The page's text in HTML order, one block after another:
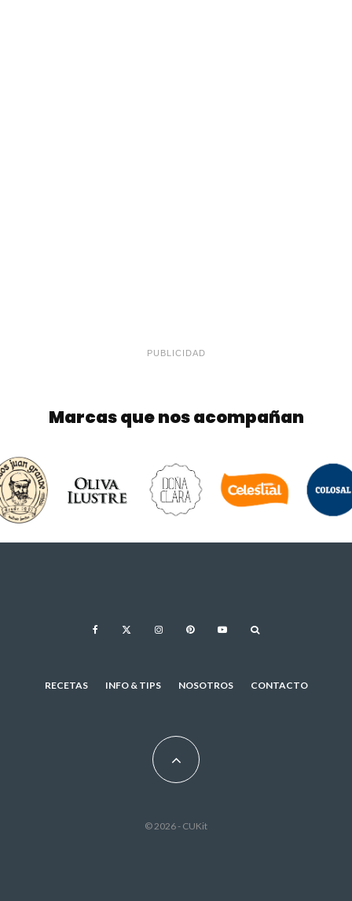
PUBLICIDAD
Marcas que nos acompañan
RECETAS INFO & TIPS NOSOTROS CONTACTO
© 2026 - CUKit